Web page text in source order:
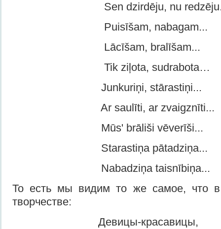
Sen dzirdēju, nu
Puisīšam, nabagam...
Lācīšam, bralīšam...
Tik ziļota, sudrabota…
Junkuriņi, stārastiņi...
Ar saulīti, ar zvaigznīti...
Mūs' brāliši vēverīši...
Starastiņa pātadziņa...
Nabadziņa taisnībiņa...
То есть мы видим то же самое, что в
творчестве:
Девицы-красавицы,